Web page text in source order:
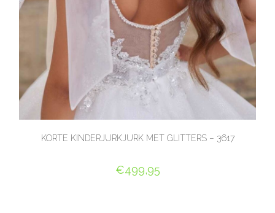
KORTE KINDERJURKJURK MET GLITTERS – 3617
€499,95